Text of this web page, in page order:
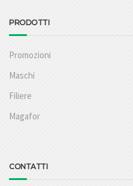
PRODOTTI
Promozioni
Maschi
Filiere
Magafor
CONTATTI